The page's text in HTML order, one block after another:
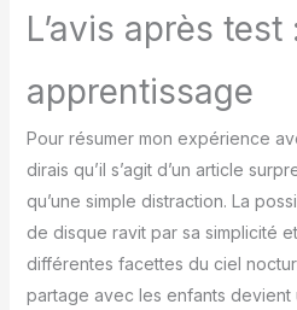
de
【
ce
L’avis après
apprentissage
Pour résumer mon expérience
dirais qu’il s’agit d’un article
qu’une simple distraction. La
de disque ravit par sa simplicité
différentes facettes du ciel
partage avec les enfants devient